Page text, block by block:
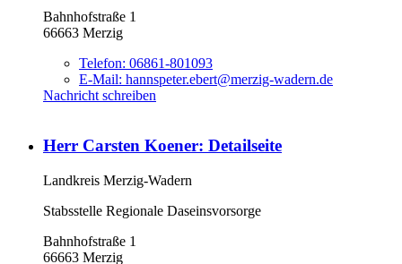
Bahnhofstraße 1
66663 Merzig
Telefon: 06861-801093
E-Mail: hannspeter.ebert@merzig-wadern.de
Nachricht schreiben
Herr Carsten Koener: Detailseite
Landkreis Merzig-Wadern
Stabsstelle Regionale Daseinsvorsorge
Bahnhofstraße 1
66663 Merzig